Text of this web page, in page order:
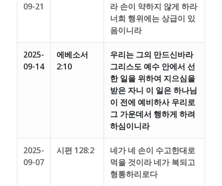
09-21
라 손이 약하지 않게 하라
너희 행위에는 상급이 있
음이니라
2025-
09-14
에베소서
2:10
우리는 그의 만드신바라
그리스도 예수 안에서 선
한 일을 위하여 지으심을
받은 자니 이 일은 하나님
이 전에 예비하사 우리로
그 가운데서 행하게 하려
하심이니라
2025-
09-07
시편 128:2
네가 네 손이 수고한대로
먹을 것이라 네가 복되고
형통하리로다